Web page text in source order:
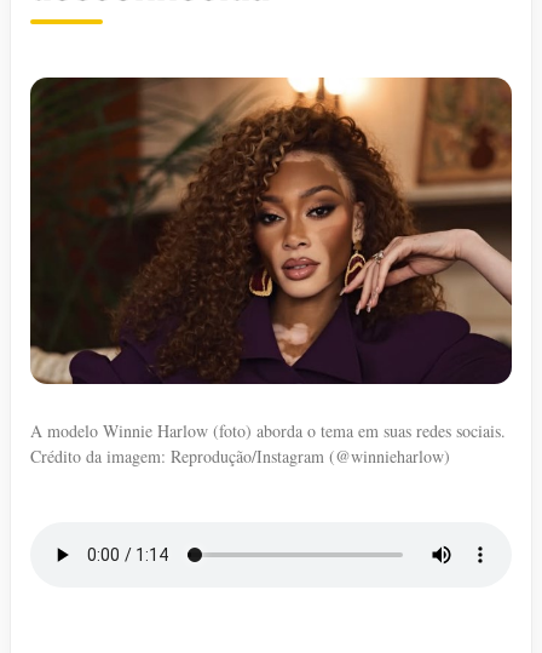
A modelo Winnie Harlow (foto) aborda o tema em suas redes sociais.
Crédito da imagem: Reprodução/Instagram (@winnieharlow)